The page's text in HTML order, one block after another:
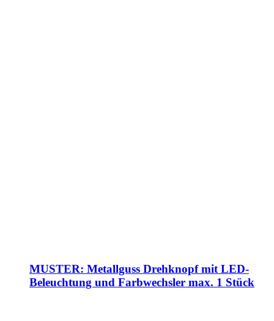
MUSTER: Metallguss Drehknopf mit LED-
Beleuchtung und Farbwechsler max. 1 Stück